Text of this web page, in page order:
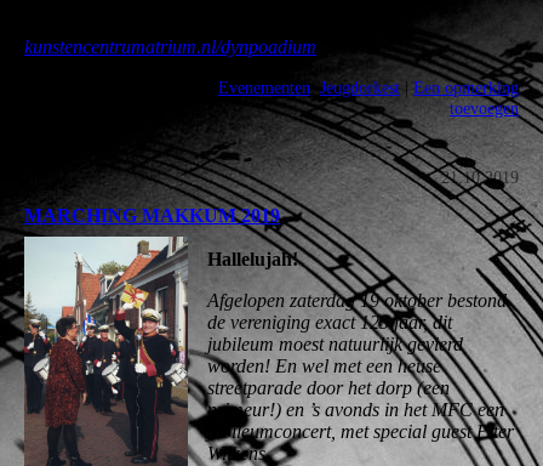
kunstencentrumatrium.nl/dynpoadium
Evenementen Jeugdorkest |Een opmerking
toevoegen
21.10.2019
MARCHING MAKKUM 2019
Hallelujah!
Afgelopen zaterdag 19 oktober bestond
de vereniging exact 125 jaar, dit
jubileum moest natuurlijk gevierd
worden! En wel met een heuse
streetparade door het dorp (een
primeur!) en ’s avonds in het MFC een
jubileumconcert, met special guest Piter
Wilkens.